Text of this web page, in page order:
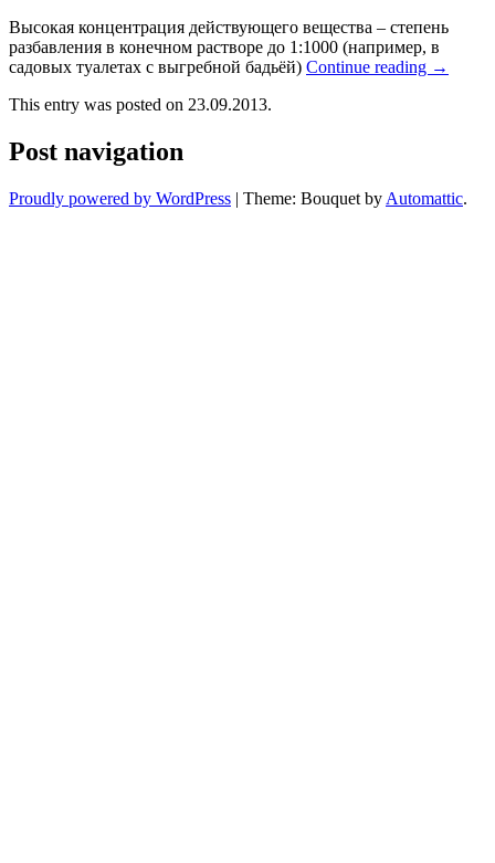
Высокая концентрация действующего вещества – степень
разбавления в конечном растворе до 1:1000 (например, в
садовых туалетах с выгребной бадьёй) Continue reading →
This entry was posted on 23.09.2013.
Post navigation
Proudly powered by WordPress | Theme: Bouquet by Automattic.